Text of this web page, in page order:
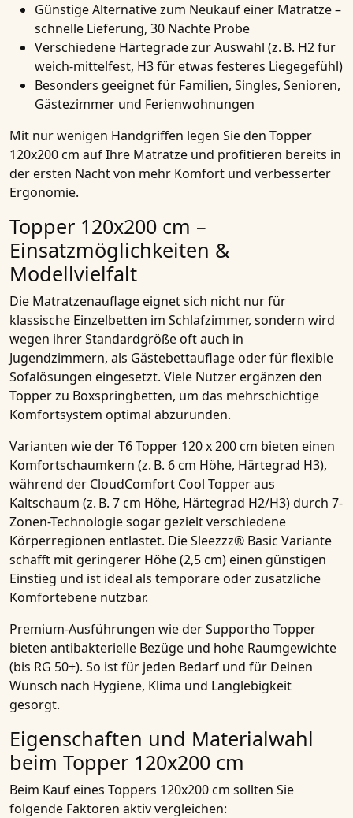
Günstige Alternative zum Neukauf einer Matratze –
schnelle Lieferung, 30 Nächte Probe
Verschiedene Härtegrade zur Auswahl (z. B. H2 für
weich-mittelfest, H3 für etwas festeres Liegegefühl)
Besonders geeignet für Familien, Singles, Senioren,
Gästezimmer und Ferienwohnungen
Mit nur wenigen Handgriffen legen Sie den Topper
120x200 cm auf Ihre Matratze und profitieren bereits in
der ersten Nacht von mehr Komfort und verbesserter
Ergonomie.
Topper 120x200 cm –
Einsatzmöglichkeiten &
Modellvielfalt
Die Matratzenauflage eignet sich nicht nur für
klassische Einzelbetten im Schlafzimmer, sondern wird
wegen ihrer Standardgröße oft auch in
Jugendzimmern, als Gästebettauflage oder für flexible
Sofalösungen eingesetzt. Viele Nutzer ergänzen den
Topper zu Boxspringbetten, um das mehrschichtige
Komfortsystem optimal abzurunden.
Varianten wie der T6 Topper 120 x 200 cm bieten einen
Komfortschaumkern (z. B. 6 cm Höhe, Härtegrad H3),
während der CloudComfort Cool Topper aus
Kaltschaum (z. B. 7 cm Höhe, Härtegrad H2/H3) durch 7-
Zonen-Technologie sogar gezielt verschiedene
Körperregionen entlastet. Die Sleezzz® Basic Variante
schafft mit geringerer Höhe (2,5 cm) einen günstigen
Einstieg und ist ideal als temporäre oder zusätzliche
Komfortebene nutzbar.
Premium-Ausführungen wie der Supportho Topper
bieten antibakterielle Bezüge und hohe Raumgewichte
(bis RG 50+). So ist für jeden Bedarf und für Deinen
Wunsch nach Hygiene, Klima und Langlebigkeit
gesorgt.
Eigenschaften und Materialwahl
beim Topper 120x200 cm
Beim Kauf eines Toppers 120x200 cm sollten Sie
folgende Faktoren aktiv vergleichen: